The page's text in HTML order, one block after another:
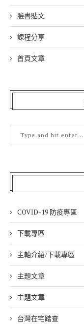
臉書貼文
課程分享
首頁文章
COVID-19 防疫專區
下載專區
主軸介紹/下載專區
主題文章
主題文章
台灣在宅踏查